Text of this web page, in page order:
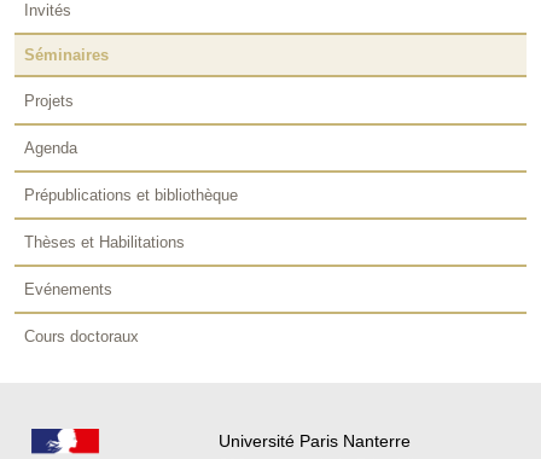
Invités
Séminaires
Projets
Agenda
Prépublications et bibliothèque
Thèses et Habilitations
Evénements
Cours doctoraux
Université Paris Nanterre